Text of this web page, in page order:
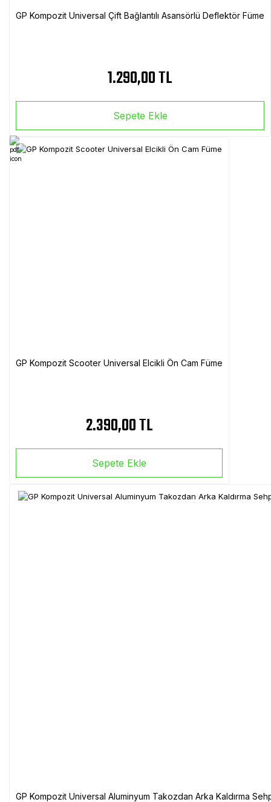
GP Kompozit Universal Çift Bağlantılı Asansörlü Deflektör Füme
1.290,00 TL
Sepete Ekle
GP Kompozit Scooter Universal Elcikli Ön Cam Füme
2.390,00 TL
Sepete Ekle
GP Kompozit Universal Aluminyum Takozdan Arka Kaldırma